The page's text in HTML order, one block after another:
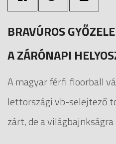
BRAVÚROS
A ZÁRÓNAPI
A magyar férfi floorball
lettországi vb-selejtező
zárt, de a